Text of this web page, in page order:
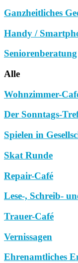
Ganzheitliches
Handy /
Seniorenberatung
Alle
Wohnzimmer-
Der Sonntags-
Spielen in
Skat Runde
Repair-Café
Lese-, Schreib-
Trauer-Café
Vernissagen
Ehrenamtliches